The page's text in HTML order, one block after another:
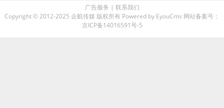
广告服务 | 联系我们
Copyright © 2012-2025 企航传媒 版权所有 Powered by EyouCms 网站备案号：
京ICP备14016591号-5